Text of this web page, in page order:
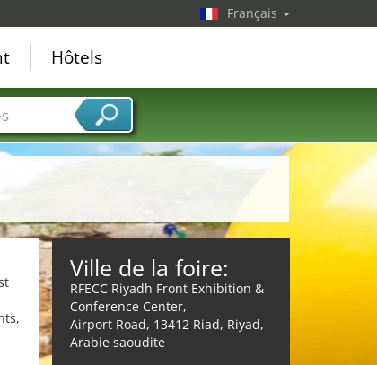
Ville de la foire:
RFECC Riyadh Front Exhibition &
Conference Center,
Airport Road, 13412 Riad, Riyad,
Arabie saoudite
Français
Hôtels